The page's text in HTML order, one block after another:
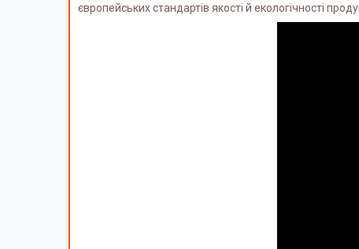
європейських стандартів якості й екологічності